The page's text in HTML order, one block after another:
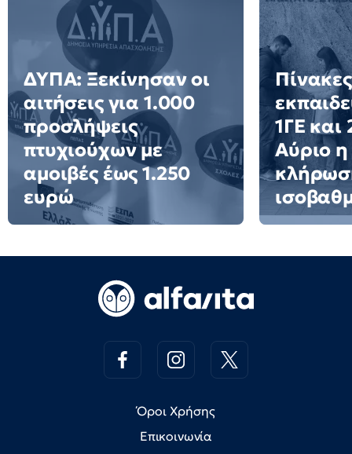
ΔΥΠΑ: Ξεκίνησαν οι
αιτήσεις για 1.000
προσλήψεις
πτυχιούχων με
αμοιβές έως 1.250
ευρώ
Πίνακες
1ΓΕ και
Αύριο
Όροι Χρήσης
Επικοινωνία